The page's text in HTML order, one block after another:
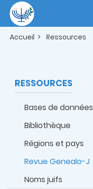
contenu
principal
Accueil Ressources
RESSOURCES
Bases de données
Bibliothèque
Régions et pays
Revue Genealo-J
Noms juifs